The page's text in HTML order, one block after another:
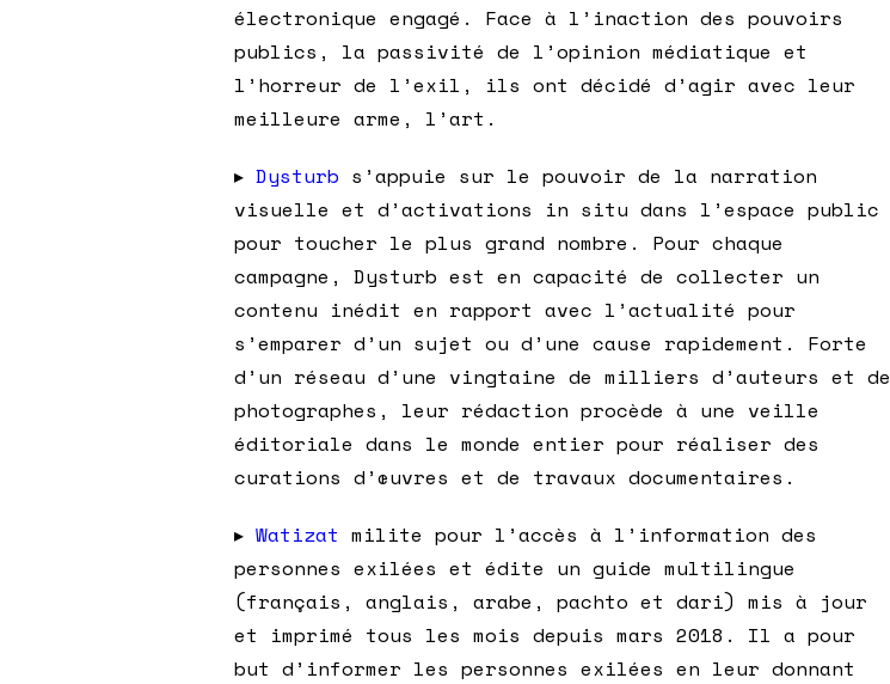
électronique engagé. Face à l’inaction des pouvoirs
publics, la passivité de l’opinion médiatique et
l’horreur de l’exil, ils ont décidé d’agir avec leur
meilleure arme, l’art.
▸ Dysturb s’appuie sur le pouvoir de la narration
visuelle et d’activations in situ dans l’espace public
pour toucher le plus grand nombre. Pour chaque
campagne, Dysturb est en capacité de collecter un
contenu inédit en rapport avec l’actualité pour
s’emparer d’un sujet ou d’une cause rapidement. Forte
d’un réseau d’une vingtaine de milliers d’auteurs et de
photographes, leur rédaction procède à une veille
éditoriale dans le monde entier pour réaliser des
curations d’œuvres et de travaux documentaires.
▸ Watizat milite pour l’accès à l’information des
personnes exilées et édite un guide multilingue
(français, anglais, arabe, pachto et dari) mis à jour
et imprimé tous les mois depuis mars 2018. Il a pour
but d’informer les personnes exilées en leur donnant